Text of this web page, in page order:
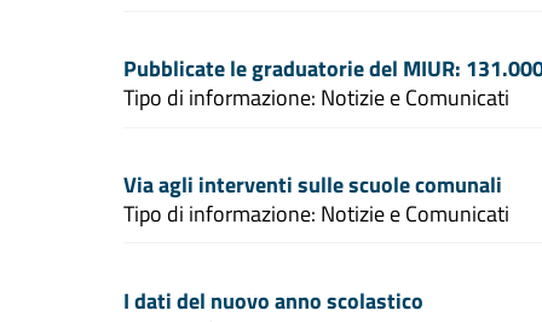
Pubblicate le graduatorie del MIUR:
Tipo di informazione: Notizie e Comunicati
Via agli interventi sulle scuole comunali
Tipo di informazione: Notizie e Comunicati
I dati del nuovo anno scolastico